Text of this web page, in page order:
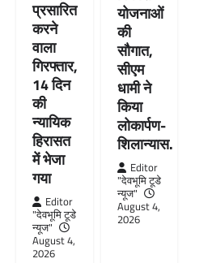
प्रसारित
करने
वाला
गिरफ्तार,
14 दिन
की
न्यायिक
हिरासत
में भेजा
गया
Editor
"देवभूमि टूडे
न्यूज"
August 4,
2026
योजनाओं
की
सौगात,
सीएम
धामी ने
किया
लोकार्पण-
शिलान्यास.
Editor
"देवभूमि टूडे
न्यूज"
August 4,
2026